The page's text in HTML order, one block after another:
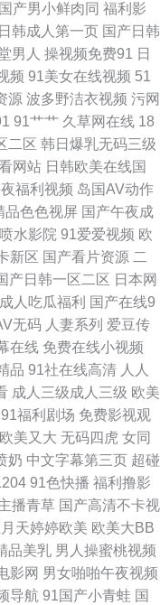
av电影网站 国产福利网站
色呦呦国产 2026狠狠干 亚
91传煤成人 岛国动作大片
孕妇性爱一区 超碰大香蕉
利站3 天天弄日日搞 97色
91cn视频 韩国有码专区 天
影 在线国产啪 波多野吉依
蕉 欧美艹逼 亚洲色图少妇
片日韩 国产精品蜜芽AV 久
美性交另类 欧美日韩中文字
黄 狠狠干网站 韩国黄色片
久久老司机AV 欧美人zozo
日韩精品福利网址 婷婷五月
国产男小鲜肉同 福利影
日韩成人第一页 国产日韩
男人 操视频免费91 日
频 91美女在线视频 51
源 波多野洁衣视频 污网
91艹艹 久草网在线 18
二区 韩日爆乳无码三级
网站 日韩欧美在线国
福利视频 岛国AV动作
品色色视屏 国产午夜成
水影院 91爱爱视频 欧
新区 国产看片资源 二
产日韩一区二区 日本网
成人吃瓜福利 国产在线9
无码 人妻系列 爱豆传
在线 免费在线小视频
品 91社在线高清 人人
成人三级成人三级 欧美
91福利剧场 免费影视观
欧美又大 无码四虎 女同
奶 中文字幕第三页 超碰
91色快播 福利撸影
播青草 国产高清不卡视
天婷婷欧美 欧美大BB
品美乳 男人操蜜桃视频
影网 男女啪啪午夜视频
导航 91国产小青蛙 国